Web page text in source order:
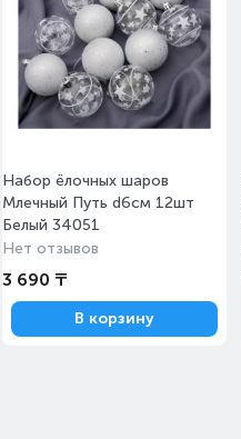
Набор ёлочных шаров
Млечный Путь d6см 12шт
Белый 34051
Нет отзывов
3 690 ₸
В корзину